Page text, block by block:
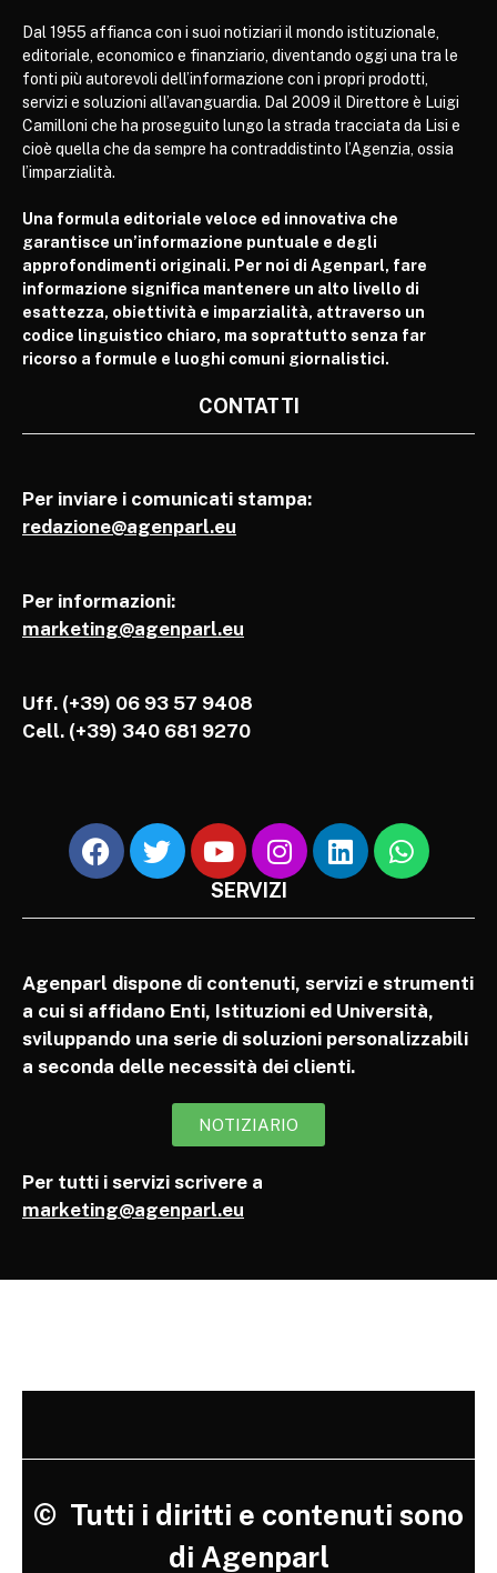
Dal 1955 affianca con i suoi notiziari il mondo istituzionale,
editoriale, economico e finanziario, diventando oggi una tra le
fonti più autorevoli dell’informazione con i propri prodotti,
servizi e soluzioni all’avanguardia. Dal 2009 il Direttore è Luigi
Camilloni che ha proseguito lungo la strada tracciata da Lisi e
cioè quella che da sempre ha contraddistinto l’Agenzia, ossia
l’imparzialità.
Una formula editoriale veloce ed innovativa che
garantisce un’informazione puntuale e degli
approfondimenti originali. Per noi di Agenparl, fare
informazione significa mantenere un alto livello di
esattezza, obiettività e imparzialità, attraverso un
codice linguistico chiaro, ma soprattutto senza far
ricorso a formule e luoghi comuni giornalistici.
CONTATTI
Per inviare i comunicati stampa:
redazione@agenparl.eu
Per informazioni:
marketing@agenparl.eu
Uff. (+39) 06 93 57 9408
Cell. (+39) 340 681 9270
SERVIZI
Agenparl dispone di contenuti, servizi e strumenti
a cui si affidano Enti, Istituzioni ed Università,
sviluppando una serie di soluzioni personalizzabili
a seconda delle necessità dei clienti.
NOTIZIARIO
Per tutti i servizi scrivere a
marketing@agenparl.eu
© Tutti i diritti e contenuti sono
di Agenparl